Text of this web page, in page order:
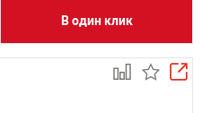
В один клик